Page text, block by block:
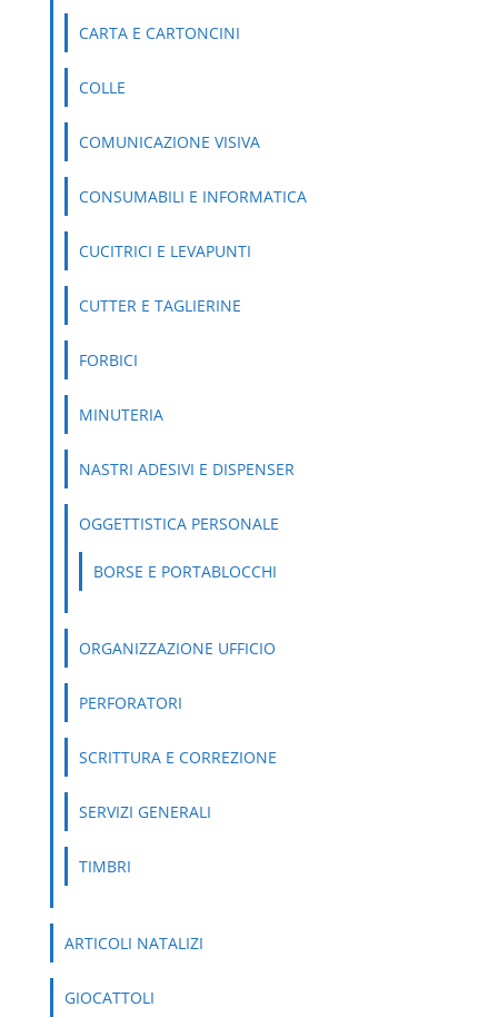
CARTA E CARTONCINI
COLLE
COMUNICAZIONE VISIVA
CONSUMABILI E INFORMATICA
CUCITRICI E LEVAPUNTI
CUTTER E TAGLIERINE
FORBICI
MINUTERIA
NASTRI ADESIVI E DISPENSER
OGGETTISTICA PERSONALE
BORSE E PORTABLOCCHI
ORGANIZZAZIONE UFFICIO
PERFORATORI
SCRITTURA E CORREZIONE
SERVIZI GENERALI
TIMBRI
ARTICOLI NATALIZI
GIOCATTOLI